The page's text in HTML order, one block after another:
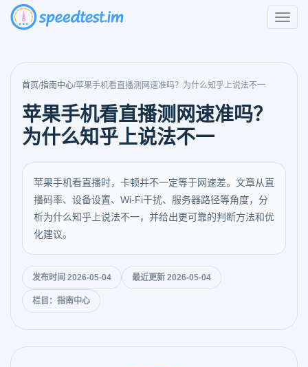
首页/指南中心/苹果手机看直播测网速准吗？为什么知乎上说法不一
苹果手机看直播测网速准吗？
为什么知乎上说法不一
苹果手机看直播时，卡顿并不一定等于网速差。文章从直
播码率、设备设置、Wi-Fi干扰、服务器路径等角度，分
析为什么知乎上说法不一，并给出更可靠的判断方法和优
化建议。
发布时间 2026-05-04 最近更新 2026-05-04
栏目：指南中心